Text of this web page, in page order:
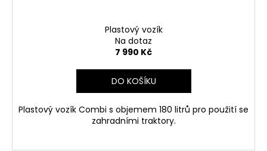
Plastový vozík
Na dotaz
7 990 Kč
DO KOŠÍKU
Plastový vozík Combi s objemem 180 litrů pro použití se
zahradními traktory.